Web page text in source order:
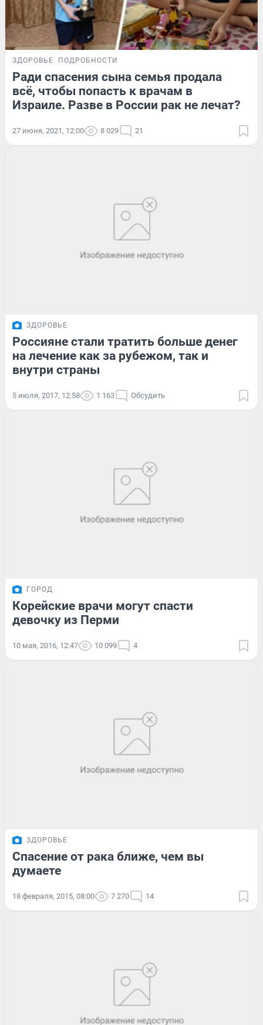
ЗДОРОВЬЕ ПОДРОБНОСТИ
Ради спасения сына семья продала
всё, чтобы попасть к врачам в
Израиле. Разве в России рак не лечат?
27 июня, 2021, 12:00 8 029 21
ЗДОРОВЬЕ
Россияне стали тратить больше денег
на лечение как за рубежом, так и
внутри страны
5 июля, 2017, 12:58 1 163 Обсудить
ГОРОД
Корейские врачи могут спасти
девочку из Перми
10 мая, 2016, 12:47 10 099 4
ЗДОРОВЬЕ
Спасение от рака ближе, чем вы
думаете
18 февраля, 2015, 08:00 7 270 14